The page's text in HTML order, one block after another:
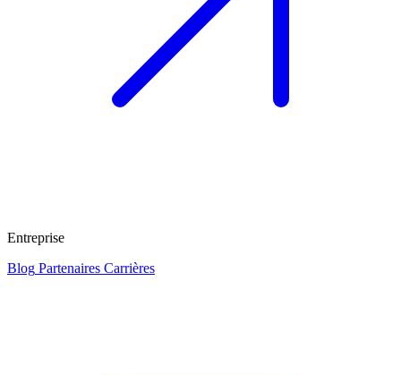
Entreprise
Blog Partenaires Carrières